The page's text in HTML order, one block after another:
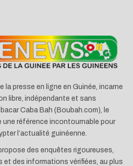
la presse en ligne en Guinée, incarne
libre, indépendante et sans
Caba Bah (Boubah.com), le
une référence incontournable pour
l’actualité guinéenne.
des enquêtes rigoureuses,
et des informations vérifiées, au plus